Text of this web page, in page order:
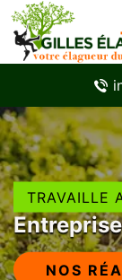
TRAVAILLE
NOS